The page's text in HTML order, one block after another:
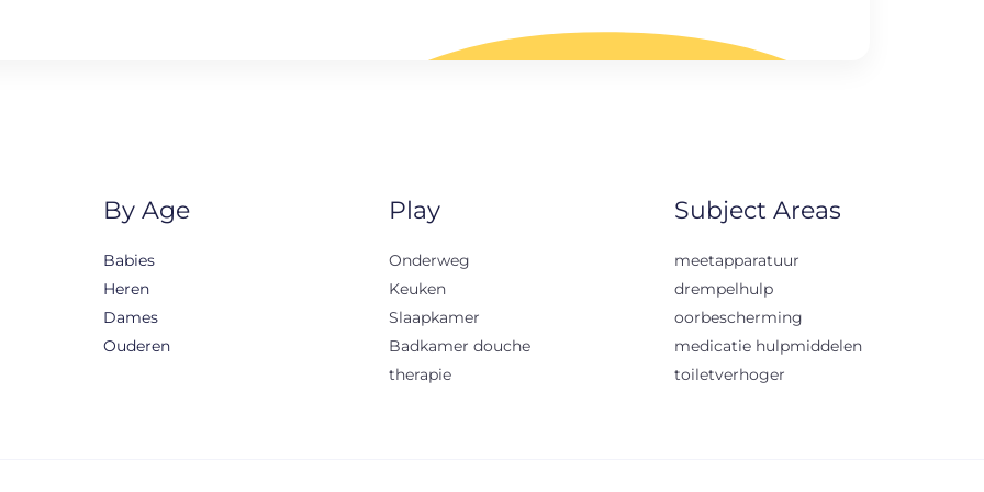
By Age
Babies
Heren
Dames
Ouderen
Play
Onderweg
Keuken
Slaapkamer
Badkamer douche
therapie
Subject Areas
meetapparatuur
drempelhulp
oorbescherming
medicatie hulpmiddelen
toiletverhoger